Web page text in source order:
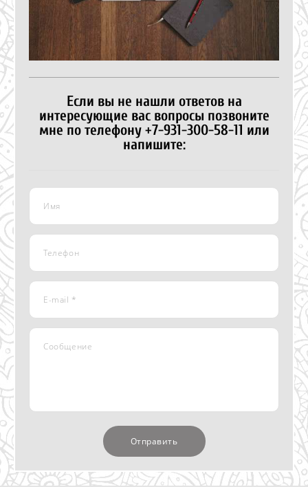
Если вы не нашли ответов на
интересующие вас вопросы позвоните
мне по телефону +7-931-300-58-11 или
напишите:
Имя
Телефон
E-mail *
Сообщение
Отправить